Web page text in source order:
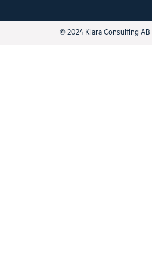
© 2024 Klara Consulting AB |